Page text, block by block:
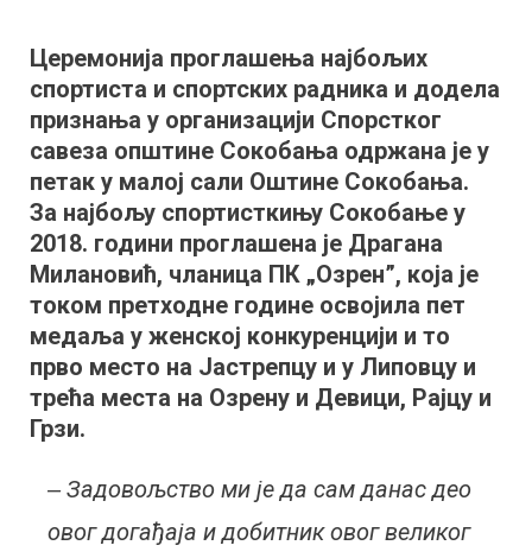
спортисти
и
спортски
радници
2018.
годину
Церемонија проглашења најбољих
спортиста и спортских радника и додела
признања у организацији Спорстког
савеза општине Сокобања одржана је у
петак у малој сали Оштине Сокобања.
За најбољу спортисткињу Сокобање у
2018. години проглашена је Драгана
Милановић, чланица ПК „Озрен”, која је
током претходне године освојила пет
медаља у женској конкуренцији и то
прво место на Јастрепцу и у Липовцу и
трећа места на Озрену и Девици, Рајцу и
Грзи.
‒ Задовољство ми је да сам данас део
овог догађаја и добитник овог великог